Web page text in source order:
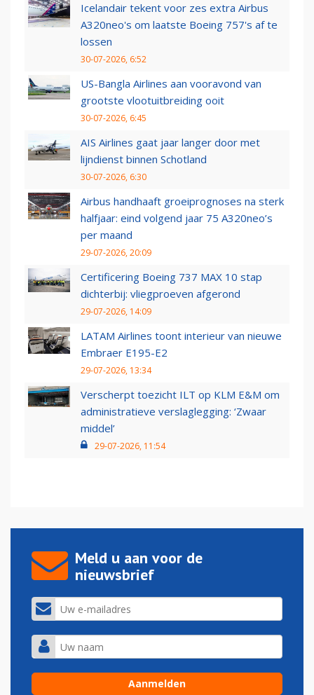
Icelandair tekent voor zes extra Airbus
A320neo's om laatste Boeing 757's af te
lossen
30-07-2026, 6:52
US-Bangla Airlines aan vooravond van
grootste vlootuitbreiding ooit
30-07-2026, 6:45
AIS Airlines gaat jaar langer door met
lijndienst binnen Schotland
30-07-2026, 6:30
Airbus handhaaft groeiprognoses na sterk
halfjaar: eind volgend jaar 75 A320neo’s
per maand
29-07-2026, 20:09
Certificering Boeing 737 MAX 10 stap
dichterbij: vliegproeven afgerond
29-07-2026, 14:09
LATAM Airlines toont interieur van nieuwe
Embraer E195-E2
29-07-2026, 13:34
Verscherpt toezicht ILT op KLM E&M om
administratieve verslaglegging: ‘Zwaar
middel’
29-07-2026, 11:54
Meld u aan voor de
nieuwsbrief